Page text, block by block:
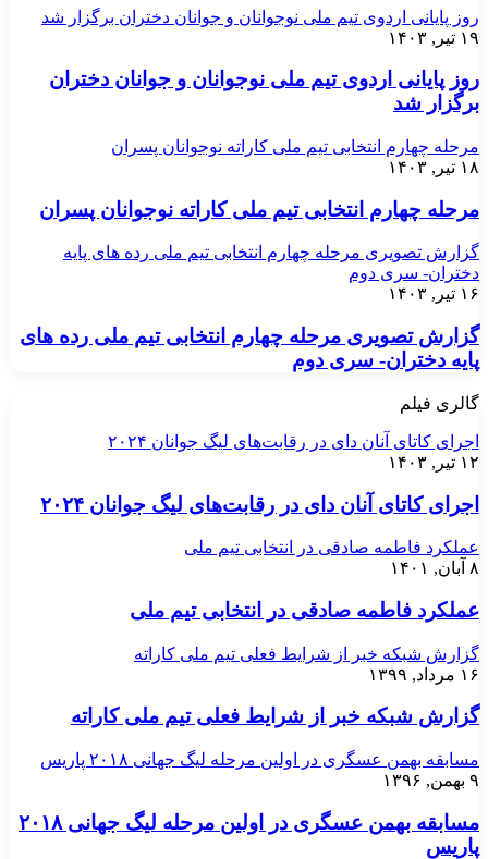
روز پایانی اردوی تیم ملی نوجوانان و جوانان دختران برگزار شد
۱۹ تیر, ۱۴۰۳
روز پایانی اردوی تیم ملی نوجوانان و جوانان دختران
برگزار شد
مرحله چهارم انتخابی تیم ملی کاراته نوجوانان پسران
۱۸ تیر, ۱۴۰۳
مرحله چهارم انتخابی تیم ملی کاراته نوجوانان پسران
گزارش تصویری مرحله چهارم انتخابی تیم ملی رده های پایه
دختران- سری دوم
۱۶ تیر, ۱۴۰۳
گزارش تصویری مرحله چهارم انتخابی تیم ملی رده های
پایه دختران- سری دوم
گالری فیلم
اجرای کاتای آنان دای در رقابت‌های لیگ جوانان ۲۰۲۴
۱۲ تیر, ۱۴۰۳
اجرای کاتای آنان دای در رقابت‌های لیگ جوانان ۲۰۲۴
عملکرد فاطمه صادقی در انتخابی تیم ملی
۸ آبان, ۱۴۰۱
عملکرد فاطمه صادقی در انتخابی تیم ملی
گزارش شبکه خبر از شرایط فعلی تیم ملی کاراته
۱۶ مرداد, ۱۳۹۹
گزارش شبکه خبر از شرایط فعلی تیم ملی کاراته
مسابقه بهمن عسگری در اولین مرحله لیگ جهانی ۲۰۱۸ پاریس
۹ بهمن, ۱۳۹۶
مسابقه بهمن عسگری در اولین مرحله لیگ جهانی ۲۰۱۸
پاریس